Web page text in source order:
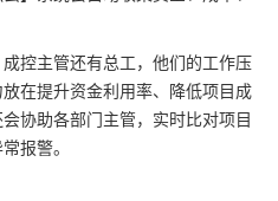
控主管还有总工，他们的工作压
在提升资金利用率、降低项目成
协助各部门主管，实时比对项目
报警。